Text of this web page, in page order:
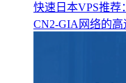
快速日本VPS推荐
CN2-GIA网络的高